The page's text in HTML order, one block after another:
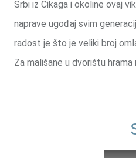
Srbi iz Čikaga i okoline ovaj
naprave ugođaj svim
radost je što je veliki broj
Za mališane u dvorištu